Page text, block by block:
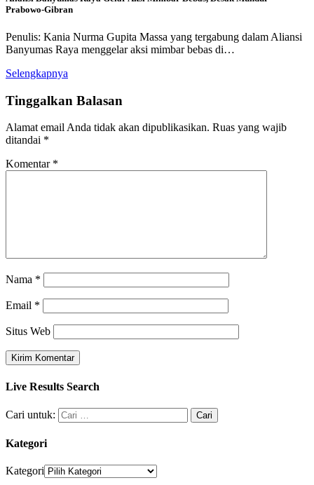
Prabowo-Gibran
Penulis: Kania Nurma Gupita Massa yang tergabung dalam Aliansi
Banyumas Raya menggelar aksi mimbar bebas di…
Selengkapnya
Tinggalkan Balasan
Alamat email Anda tidak akan dipublikasikan. Ruas yang wajib
ditandai *
Komentar *
Nama *
Email *
Situs Web
Live Results Search
Cari untuk:
Kategori
Kategori